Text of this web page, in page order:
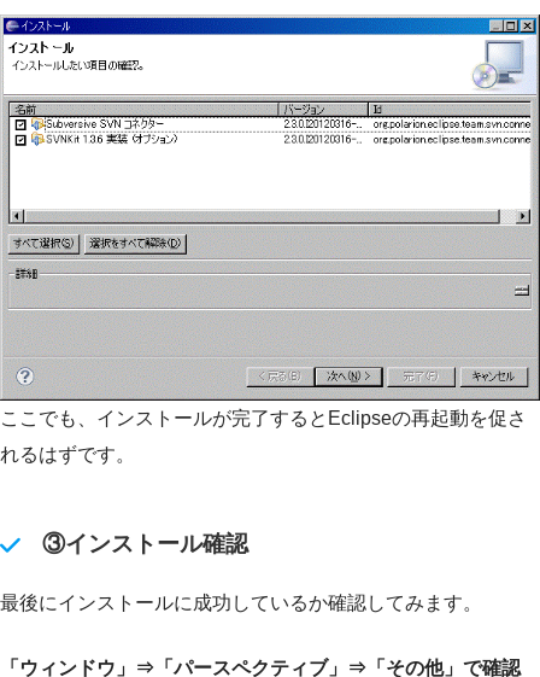
ここでも、インストールが完了するとEclipseの再起動を促さ
れるはずです。
③インストール確認
最後にインストールに成功しているか確認してみます。
「ウィンドウ」⇒「パースペクティブ」⇒「その他」で確認